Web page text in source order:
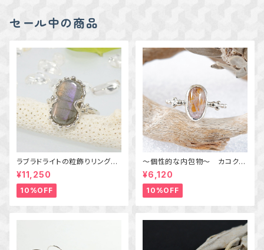
セール中の商品
ラブラドライトの粒飾りリング
（パープル＆オレンジ） 16号
¥11,250
10%OFF
～個性的な内包物～ カコクセ
ナイトインアメジストの粒飾りリ
ング 10号 天然石アクセサリ
ー 一点物 macari
¥6,120
10%OFF